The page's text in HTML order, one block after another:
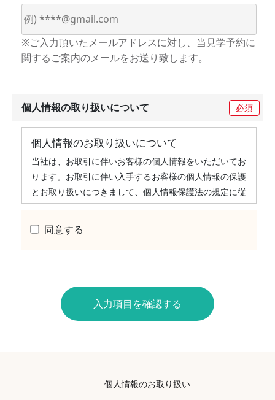
※ご入力頂いたメールアドレスに対し、当見学予約に
関するご案内のメールをお送り致します。
個人情報の取り扱いについて 必須
個人情報のお取り扱いについて
当社は、お取引に伴いお客様の個人情報をいただいてお
ります。お取引に伴い入手するお客様の個人情報の保護
とお取り扱いにつきまして、個人情報保護法の規定に従
いご説明するものです。
1.個人情報に関する当社の基本方針
るとともに、適正な取扱いと保護に努めます。
2.当社が保有する個人情報
の委託を受けた不動産の所有者その他権利者様（以
同意する
入力項目を確認する
個人情報のお取り扱い